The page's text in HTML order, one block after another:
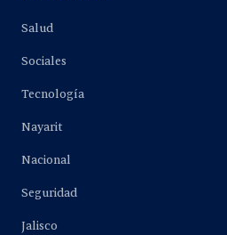
Salud
Sociales
Tecnología
Nayarit
Nacional
Seguridad
Jalisco